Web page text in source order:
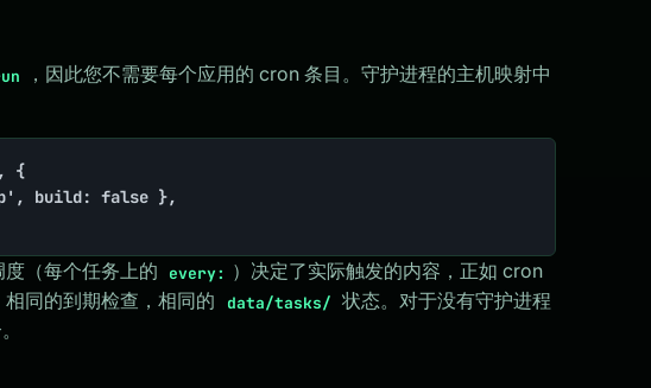
，因此您不需要每个应用的 cron 条目。守护进程的主机映射中
{
度（每个任务上的 every: ）决定了实际触发的内容，正如 cron
相同的到期检查，相同的 data/tasks/ 状态。对于没有守护进程